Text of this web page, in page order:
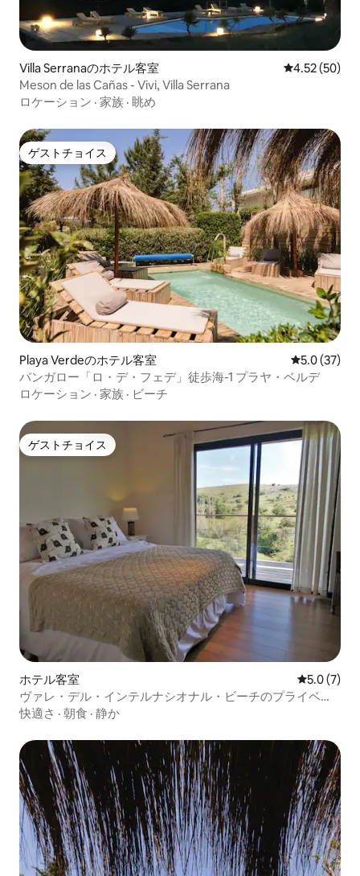
Villa Serranaのホテル客室 レビュー50
4.52 (50)
Meson de las Cañas - Vivi, Villa Serrana
ロケーション · 家族 · 眺め
ゲストチョイス
ゲストチョイス
Playa Verdeのホテル客室 レビュー37
5.0 (37)
バンガロー「ロ・デ・フェデ」徒歩海-1 プラヤ・ベルデ
ロケーション · 家族 · ビーチ
ゲストチョイス
ゲストチョイス
ホテル客室 レビュー7
5.0 (7)
ヴァレ・デル・インテルナシオナル・ビーチのプライベー
トルーム
快適さ · 朝食 · 静か